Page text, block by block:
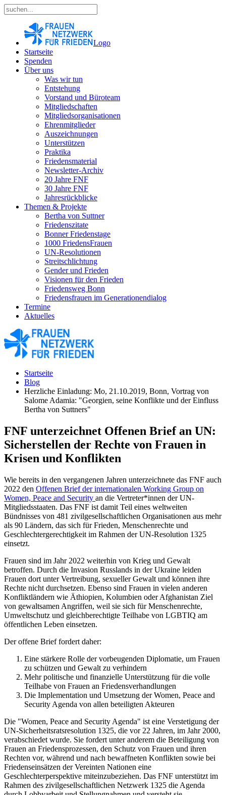
Logo
Startseite
Spenden
Über uns
Was wir tun
Entstehung
Vorstand und Büroteam
Mitgliedschaften
Mitgliedsorganisationen
Ehrenmitglieder
Auszeichnungen
Unterstützen
Praktika
Friedensmaterial
Newsletter-Archiv
20 Jahre FNF
30 Jahre FNF
Jahresrückblicke
Themen & Projekte
Bertha von Suttner
Friedenszitate
Bonner Friedenstage
1000 FriedensFrauen
UN-Resolutionen
Streitschlichtung
Gender und Frieden
Visionen für den Frieden
Friedensweg Bonn
Friedensfrauen im Generationendialog
Termine
Aktuelles
Startseite
Blog
Herzliche Einladung: Mo, 21.10.2019, Bonn, Vortrag von
Salome Adamia: "Georgien, seine Konflikte und der Einfluss
Bertha von Suttners"
FNF unterzeichnet Offenen Brief an UN:
Sicherstellen der Rechte von Frauen in
Krisen und Konflikten
Wie bereits in den vergangenen Jahren unterzeichnete das FNF auch
2022 den Offenen Brief der internationalen Working Group on
Women, Peace and Security an die Vertreter*innen der UN-
Mitgliedsstaaten. Das FNF ist damit Teil eines weltweiten
Bündnisses von 481 zivilgesellschaftlichen Organisationen aus mehr
als 90 Ländern, das sich für Frieden, Menschenrechte und
Geschlechtergerechtigkeit im Rahmen der UN-Resolution 1325
einsetzt.
Frauen sind im Jahr 2022 weiterhin von Krieg und Gewalt
betroffen. Durch die Invasion Russlands in der Ukraine leiden
Frauen dort unter Vertreibung, sexueller Gewalt und können ihre
Rechte nicht durchsetzen. Ebenso sind Frauen in vielen anderen
Konfliktländern wie Äthiopien, Kolumbien oder Afghanistan Ziel
von gewaltsamen Angriffen, weil sie sich für Menschenrechte,
Umweltschutz und gleichberechtigte Teilhabe von LGBTIQ am
öffentlichen Leben einsetzen.
Der offene Brief fordert daher:
Eine stärkere Rolle der vorbeugenden Diplomatie, um Frauen
zu schützen und Gewalt zu verhindern
Mehr politische und finanzielle Unterstützung für die volle
Teilhabe von Frauen an Friedensverhandlungen
Die Implementation und Umsetzung der Women, Peace and
Security Agenda von allen beteiligten Akteuren
Die "Women, Peace and Security Agenda" ist eine Verstetigung der
UN-Sicherheitsratsresolution 1325, die vor 22 Jahren, im Jahr 2000,
verabschiedet wurde. Sie fordert unter anderem die Beteiligung von
Frauen an Friedensprozessen, den Schutz von Frauen und ihren
Rechten vor, während und nach bewaffneten Konflikten sowie bei
Friedenseinsätzen der Vereinten Nationen eine
Geschlechterperspektive miteinzubeziehen. Das FNF unterstützt im
Rahmen des zivilgesellschaftlichen Netzwerk 1325 die Agenda